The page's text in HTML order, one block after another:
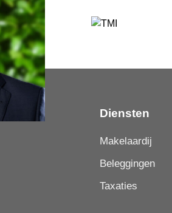
Diensten
Makelaardij
Beleggingen
Taxaties